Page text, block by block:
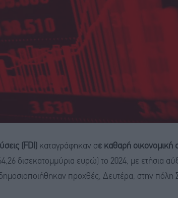
(FDI) καταγράφηκαν σε καθαρή οικονομική
δισεκατομμύρια ευρώ) το 2024, με ετήσια
προχθές, Δευτέρα, στην πόλη